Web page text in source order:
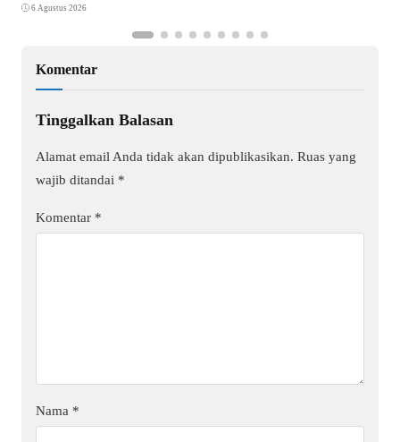
6 Agustus 2026
Komentar
Tinggalkan Balasan
Alamat email Anda tidak akan dipublikasikan. Ruas yang
wajib ditandai *
Komentar *
Nama *